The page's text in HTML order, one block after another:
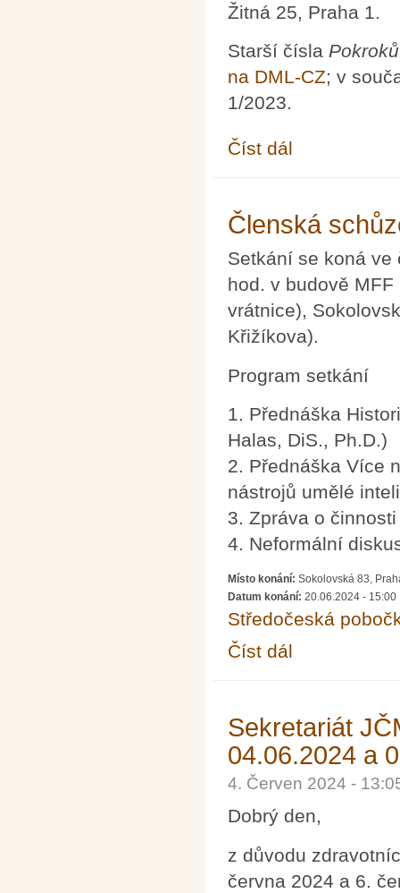
Žitná 25, Praha 1.
Starší čísla
na DML-CZ; v
1/2023.
Číst dál
Členská
Setkání se koná ve
hod. v budově
vrátnice),
Křižíkova).
Program setkání
1. Přednáška
Halas, DiS., Ph.D.)
2. Přednáška Více
nástrojů umělé
3. Zpráva o
4. Neformální
Místo konání: Sokolovská 83,
Datum konání: 20.06.2024 - 15:00
Středočeská
Číst dál
Sekretariát
04.06.2024 a
4. Červen 2024 -
Dobrý den,
z důvodu
června 2024 a 6.